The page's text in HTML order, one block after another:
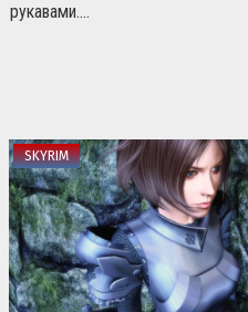
рукавами....
SKYRIM